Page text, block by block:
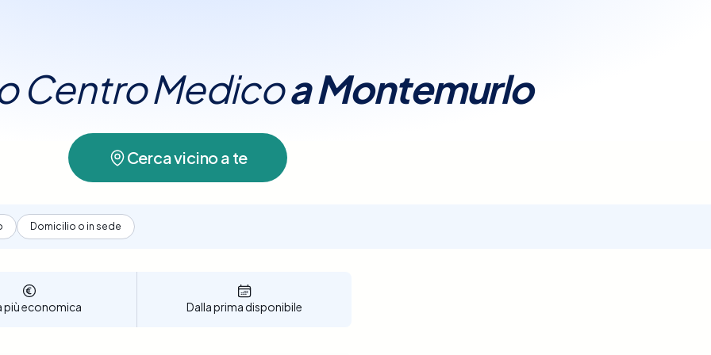
Centro MedicoaMontemurlo
Cerca vicino a te
Domicilio o in sede
più economica Dalla prima disponibile